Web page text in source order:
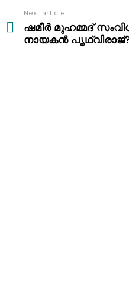
Next article
ഷമീർ മുഹമ്മദ്
നായകൻ